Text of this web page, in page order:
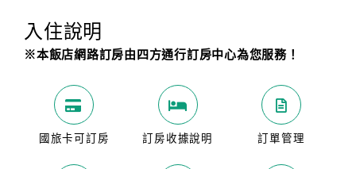
入住說明
※本飯店網路訂房由四方通行訂房中心為您服務！
國旅卡可訂房 訂房收據說明 訂單管理